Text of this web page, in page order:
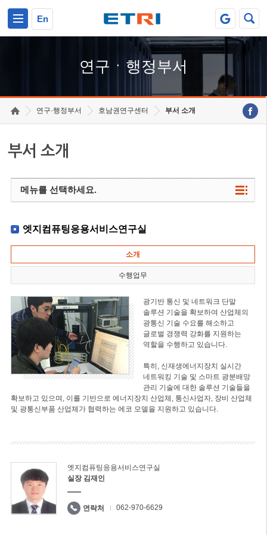
En
연구ㆍ행정부서
연구·행정부서 호남권연구센터 부서 소개
부서 소개
메뉴를 선택하세요.
엣지컴퓨팅응용서비스연구실
소개
수행업무
광기반 통신 및 네트워크 단말
솔루션 기술을 확보하여 산업체의
광통신 기술 수요를 해소하고
글로벌 경쟁력 강화를 지원하는
역할을 수행하고 있습니다.
특히, 신재생에너지장치 실시간
네트워킹 기술 및 스마트 광분배망
관리 기술에 대한 솔루션 기술들을
확보하고 있으며, 이를 기반으로 에너지장치 산업체, 통신사업자, 장비 산업체
및 광통신부품 산업체가 협력하는 에코 모델을 지원하고 있습니다.
엣지컴퓨팅응용서비스연구실
실장 김재인
연락처 062-970-6629